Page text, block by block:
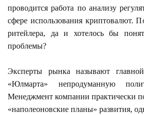
проводится работа по анализу
сфере использования криптовалют.
ритейлера, да и хотелось бы
проблемы?
Эксперты рынка называют
«Юлмарта» непродуманную
Менеджмент компании практически
«наполеоновские планы» развития,